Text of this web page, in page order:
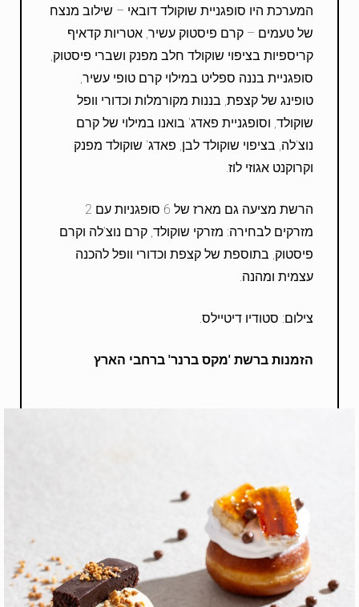
המערכת היו סופגניית שוקולד דובאי – שילוב מנצח
של טעמים – קרם פיסטוק עשיר, אטריות קדאיף
קריספיות בציפוי שוקולד חלב מפנק ושברי פיסטוק,
סופגניית בננה ספליט במילוי קרם טופי עשיר,
טופינג של קצפת, בננות מקורמלות וכדורי וופל
שוקולד, וסופגניית פאדג' בואנו במילוי של קרם
נוצ'לה, בציפוי שוקולד לבן, פאדג' שוקולד מפנק
וקרוקנט אגוזי לוז.
הרשת מציעה גם מארז של 6 סופגניות עם 2
מזרקים לבחירה: מזרקי שוקולד, קרם נוצ'לה וקרם
פיסטוק, בתוספת של קצפת וכדורי וופל להכנה
עצמית ומהנה.
צילום: סטודיו דיטיילס.
הזמנות ברשת 'מקס ברנר' ברחבי הארץ